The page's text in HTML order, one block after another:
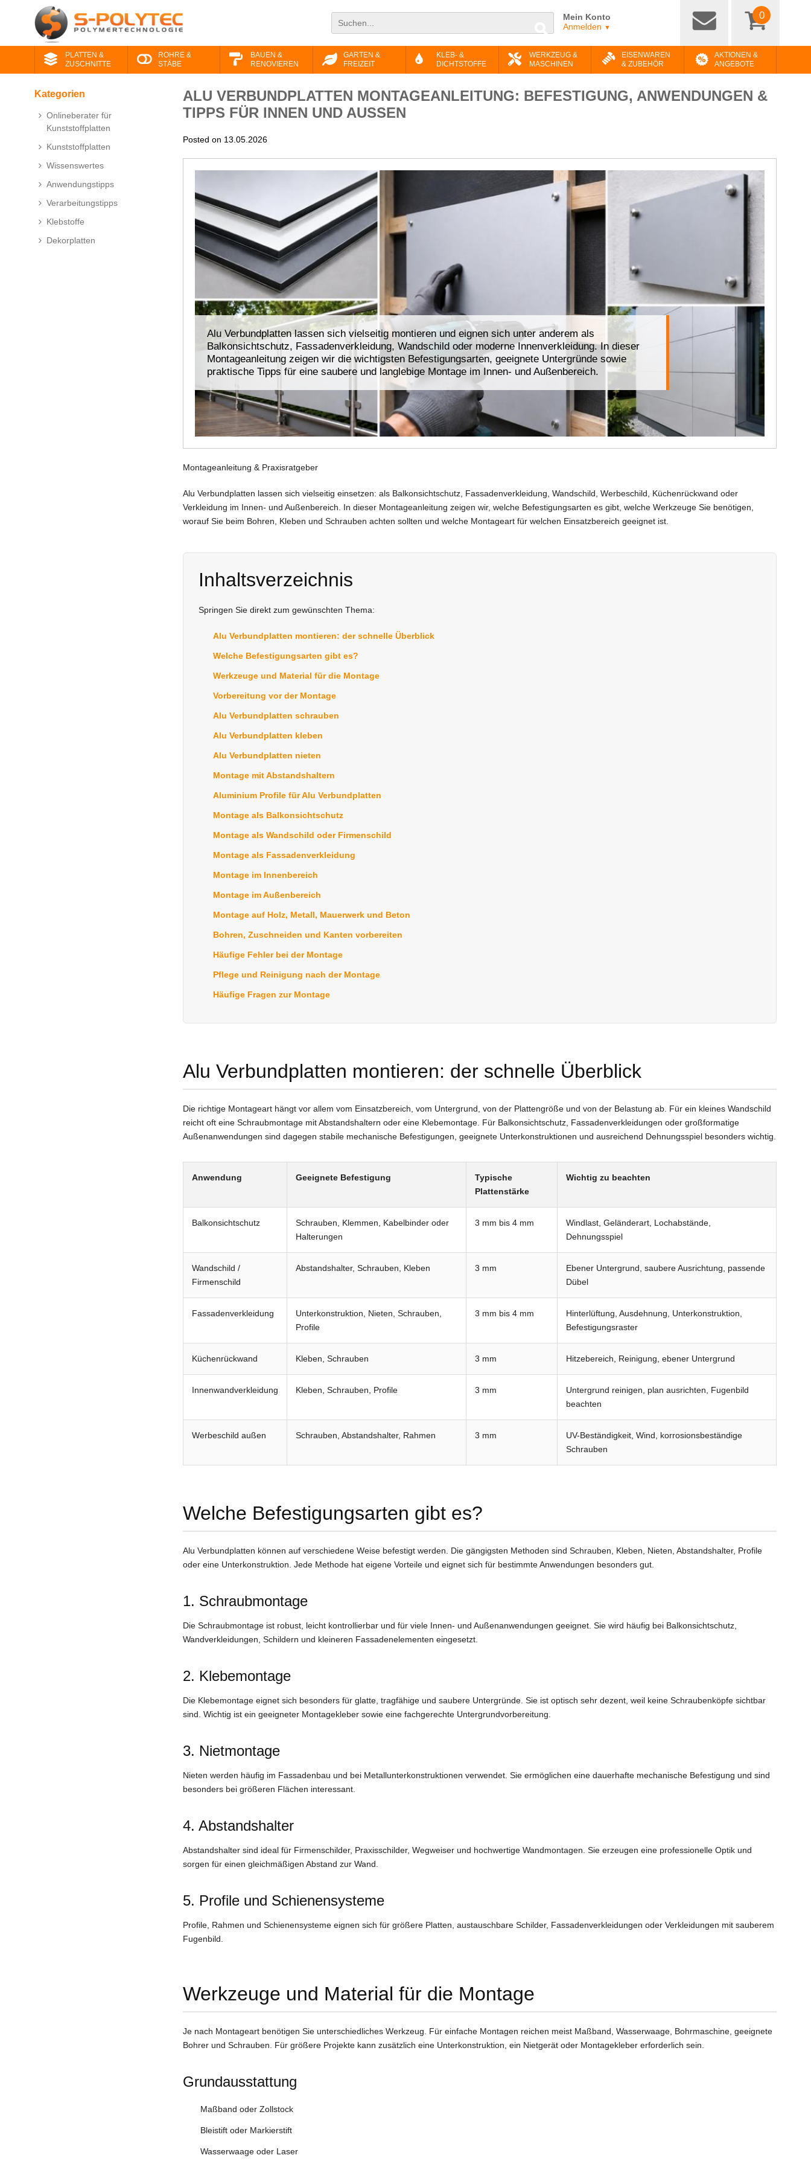
Mein Konto
Anmelden ▼
0
PLATTEN &
ZUSCHNITTE
ROHRE &
STÄBE
BAUEN &
RENOVIEREN
GARTEN &
FREIZEIT
KLEB- &
DICHTSTOFFE
WERKZEUG &
MASCHINEN
EISENWAREN
& ZUBEHÖR
AKTIONEN &
ANGEBOTE
Kategorien
Onlineberater für
Kunststoffplatten
Kunststoffplatten
Wissenswertes
Anwendungstipps
Verarbeitungstipps
Klebstoffe
Dekorplatten
ALU VERBUNDPLATTEN MONTAGEANLEITUNG: BEFESTIGUNG, ANWENDUNGEN &
TIPPS FÜR INNEN UND AUSSEN
Posted on 13.05.2026
Alu Verbundplatten lassen sich vielseitig montieren und eignen sich unter anderem als
Balkonsichtschutz, Fassadenverkleidung, Wandschild oder moderne Innenverkleidung. In dieser
Montageanleitung zeigen wir die wichtigsten Befestigungsarten, geeignete Untergründe sowie
praktische Tipps für eine saubere und langlebige Montage im Innen- und Außenbereich.
Montageanleitung & Praxisratgeber
Alu Verbundplatten lassen sich vielseitig einsetzen: als Balkonsichtschutz, Fassadenverkleidung, Wandschild, Werbeschild, Küchenrückwand oder
Verkleidung im Innen- und Außenbereich. In dieser Montageanleitung zeigen wir, welche Befestigungsarten es gibt, welche Werkzeuge Sie benötigen,
worauf Sie beim Bohren, Kleben und Schrauben achten sollten und welche Montageart für welchen Einsatzbereich geeignet ist.
Inhaltsverzeichnis
Springen Sie direkt zum gewünschten Thema:
Alu Verbundplatten montieren: der schnelle Überblick
Welche Befestigungsarten gibt es?
Werkzeuge und Material für die Montage
Vorbereitung vor der Montage
Alu Verbundplatten schrauben
Alu Verbundplatten kleben
Alu Verbundplatten nieten
Montage mit Abstandshaltern
Aluminium Profile für Alu Verbundplatten
Montage als Balkonsichtschutz
Montage als Wandschild oder Firmenschild
Montage als Fassadenverkleidung
Montage im Innenbereich
Montage im Außenbereich
Montage auf Holz, Metall, Mauerwerk und Beton
Bohren, Zuschneiden und Kanten vorbereiten
Häufige Fehler bei der Montage
Pflege und Reinigung nach der Montage
Häufige Fragen zur Montage
Alu Verbundplatten montieren: der schnelle Überblick
Die richtige Montageart hängt vor allem vom Einsatzbereich, vom Untergrund, von der Plattengröße und von der Belastung ab. Für ein kleines Wandschild
reicht oft eine Schraubmontage mit Abstandshaltern oder eine Klebemontage. Für Balkonsichtschutz, Fassadenverkleidungen oder großformatige
Außenanwendungen sind dagegen stabile mechanische Befestigungen, geeignete Unterkonstruktionen und ausreichend Dehnungsspiel besonders wichtig.
Anwendung Geeignete Befestigung
Typische
Plattenstärke
Wichtig zu beachten
Balkonsichtschutz
Schrauben, Klemmen, Kabelbinder oder
Halterungen
3 mm bis 4 mm
Windlast, Geländerart, Lochabstände,
Dehnungsspiel
Wandschild /
Firmenschild
Abstandshalter, Schrauben, Kleben 3 mm
Ebener Untergrund, saubere Ausrichtung, passende
Dübel
Fassadenverkleidung
Unterkonstruktion, Nieten, Schrauben,
Profile
3 mm bis 4 mm
Hinterlüftung, Ausdehnung, Unterkonstruktion,
Befestigungsraster
Küchenrückwand Kleben, Schrauben 3 mm Hitzebereich, Reinigung, ebener Untergrund
Innenwandverkleidung Kleben, Schrauben, Profile 3 mm
Untergrund reinigen, plan ausrichten, Fugenbild
beachten
Werbeschild außen Schrauben, Abstandshalter, Rahmen 3 mm
UV-Beständigkeit, Wind, korrosionsbeständige
Schrauben
Welche Befestigungsarten gibt es?
Alu Verbundplatten können auf verschiedene Weise befestigt werden. Die gängigsten Methoden sind Schrauben, Kleben, Nieten, Abstandshalter, Profile
oder eine Unterkonstruktion. Jede Methode hat eigene Vorteile und eignet sich für bestimmte Anwendungen besonders gut.
1. Schraubmontage
Die Schraubmontage ist robust, leicht kontrollierbar und für viele Innen- und Außenanwendungen geeignet. Sie wird häufig bei Balkonsichtschutz,
Wandverkleidungen, Schildern und kleineren Fassadenelementen eingesetzt.
2. Klebemontage
Die Klebemontage eignet sich besonders für glatte, tragfähige und saubere Untergründe. Sie ist optisch sehr dezent, weil keine Schraubenköpfe sichtbar
sind. Wichtig ist ein geeigneter Montagekleber sowie eine fachgerechte Untergrundvorbereitung.
3. Nietmontage
Nieten werden häufig im Fassadenbau und bei Metallunterkonstruktionen verwendet. Sie ermöglichen eine dauerhafte mechanische Befestigung und sind
besonders bei größeren Flächen interessant.
4. Abstandshalter
Abstandshalter sind ideal für Firmenschilder, Praxisschilder, Wegweiser und hochwertige Wandmontagen. Sie erzeugen eine professionelle Optik und
sorgen für einen gleichmäßigen Abstand zur Wand.
5. Profile und Schienensysteme
Profile, Rahmen und Schienensysteme eignen sich für größere Platten, austauschbare Schilder, Fassadenverkleidungen oder Verkleidungen mit sauberem
Fugenbild.
Werkzeuge und Material für die Montage
Je nach Montageart benötigen Sie unterschiedliches Werkzeug. Für einfache Montagen reichen meist Maßband, Wasserwaage, Bohrmaschine, geeignete
Bohrer und Schrauben. Für größere Projekte kann zusätzlich eine Unterkonstruktion, ein Nietgerät oder Montagekleber erforderlich sein.
Grundausstattung
Maßband oder Zollstock
Bleistift oder Markierstift
Wasserwaage oder Laser